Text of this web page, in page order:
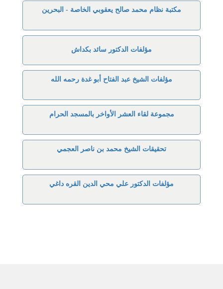
مكتبة نظام محمد صالح يعقوبي الخاصة - البحرين
مؤلفات الدكتور سائد بكداش
مؤلفات الشيخ عبد الفتاح أبو غدة رحمه الله
مجموعة لقاء العشر الأواخر بالمسجد الحرام
تحقيقات الشيخ محمد بن ناصر العجمي
مؤلفات الدكتور علي محي الدين القره داغي